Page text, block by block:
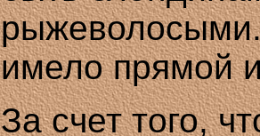
имело прямой
За счет того,